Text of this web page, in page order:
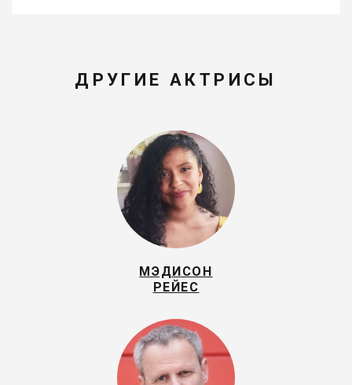
ДРУГИЕ АКТРИСЫ
МЭДИСОН
РЕЙЕС